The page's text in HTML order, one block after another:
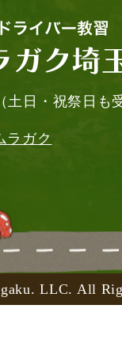
土日・祝祭日も
ラガク
LLC. All